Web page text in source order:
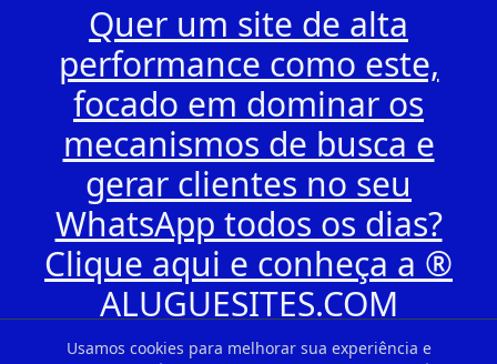
Usamos cookies para melhorar sua experiência e
Quer um site de alta
performance como este,
focado em dominar os
mecanismos de busca e
gerar clientes no seu
WhatsApp todos os dias?
Clique aqui e conheça a ®
ALUGUESITES.COM